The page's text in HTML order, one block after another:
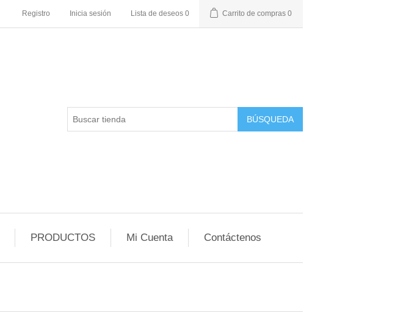
Registro Inicia sesión Lista de deseos 0 Carrito de compras 0
BÚSQUEDA
PRODUCTOS Mi Cuenta Contáctenos